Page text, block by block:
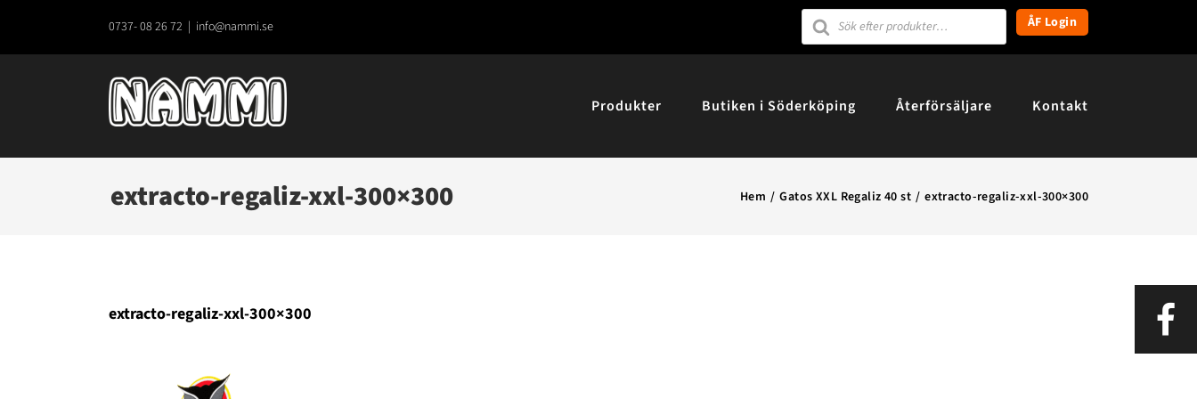
0737- 08 26 72 | info@nammi.se
Products
search ÅF Login
Produkter Butiken i Söderköping Återförsäljare Kontakt
extracto-regaliz-xxl-300×300 Hem Gatos XXL Regaliz 40 st extracto-regaliz-xxl-300×300
extracto-regaliz-xxl-300×300